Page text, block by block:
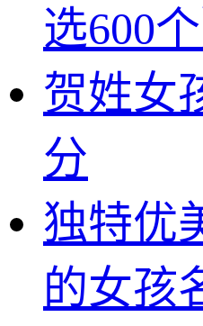
选600个
贺姓女
分
独特优
的女孩